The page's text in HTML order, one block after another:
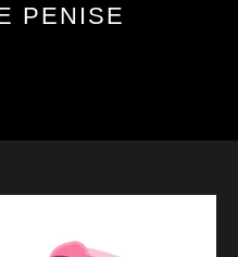
PENISE